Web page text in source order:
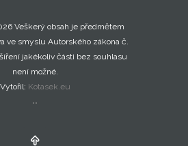
Veškerý obsah je předmětem
ve smyslu Autorského zákona č.
jakékoliv části bez souhlasu
není možné.
Vytořil: Kotasek.eu
..